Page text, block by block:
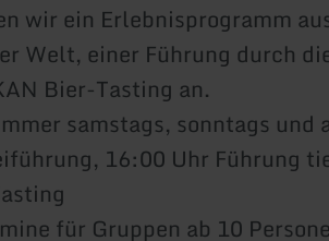
wir ein Erlebnisprogramm
Welt, einer Führung durch
Bier-Tasting an.
samstags, sonntags
16:00 Uhr Führung
für Gruppen ab 10